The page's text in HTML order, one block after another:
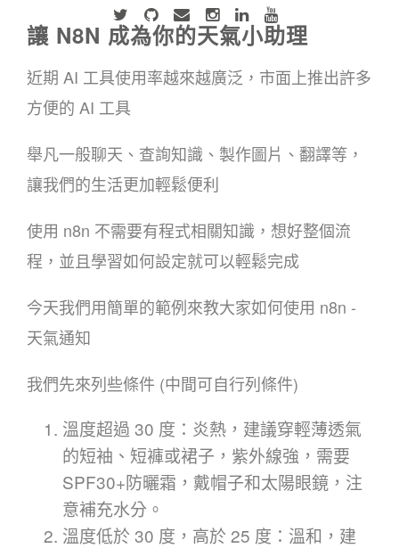
讓 N8N 成為你的天氣小助理
近期 AI 工具使用率越來越廣泛，市面上推出許多
方便的 AI 工具
舉凡一般聊天、查詢知識、製作圖片、翻譯等，
讓我們的生活更加輕鬆便利
使用 n8n 不需要有程式相關知識，想好整個流
程，並且學習如何設定就可以輕鬆完成
今天我們用簡單的範例來教大家如何使用 n8n -
天氣通知
我們先來列些條件 (中間可自行列條件)
溫度超過 30 度：炎熱，建議穿輕薄透氣
的短袖、短褲或裙子，紫外線強，需要
SPF30+防曬霜，戴帽子和太陽眼鏡，注
意補充水分。
溫度低於 30 度，高於 25 度：溫和，建